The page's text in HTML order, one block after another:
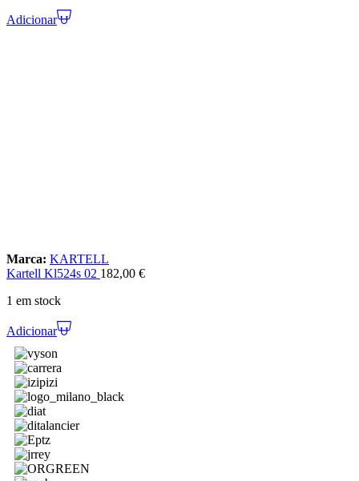
Adicionar
Marca: KARTELL
Kartell Kl524s 02 182,00 €
1 em stock
Adicionar